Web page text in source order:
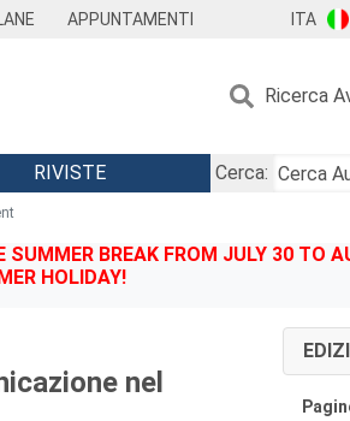
APPUNTAMENTI ITA
Ricerca
RIVISTE
Cerca:
BREAK FROM JULY 30 TO
HOLIDAY!
nel